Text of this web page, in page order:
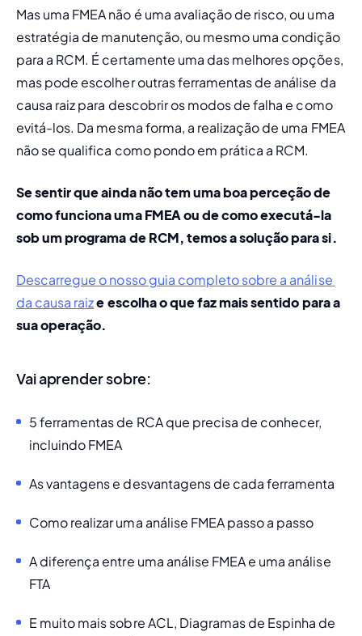
Mas uma FMEA não é uma avaliação de risco, ou uma
estratégia de manutenção, ou mesmo uma condição
para a RCM. É certamente uma das melhores opções,
mas pode escolher outras ferramentas de análise da
causa raiz para descobrir os modos de falha e como
evitá-los. Da mesma forma, a realização de uma FMEA
não se qualifica como pondo em prática a RCM.
Se sentir que ainda não tem uma boa perceção de
como funciona uma FMEA ou de como executá-la
sob um programa de RCM, temos a solução para si.
Descarregue o nosso guia completo sobre a análise
da causa raiz e escolha o que faz mais sentido para a
sua operação.
Vai aprender sobre:
5 ferramentas de RCA que precisa de conhecer,
incluindo FMEA
As vantagens e desvantagens de cada ferramenta
Como realizar uma análise FMEA passo a passo
A diferença entre uma análise FMEA e uma análise
FTA
E muito mais sobre ACL, Diagramas de Espinha de